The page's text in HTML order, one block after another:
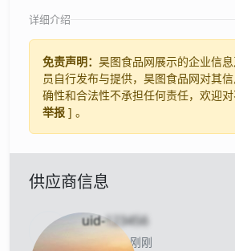
详细介绍
免责声明： 昊图食品网展示的企业信
员自行发布与提供，昊图食品网对其
确性和合法性不承担任何责任，欢迎
举报 ] 。
供应商信息
uid-123456
当前离线 刚刚